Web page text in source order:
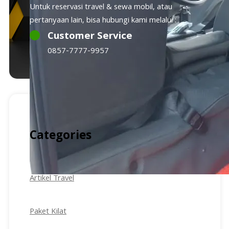
Untuk reservasi travel & sewa mobil, atau
pertanyaan lain, bisa hubungi kami melalui :
Customer Service
0857-7777-9957
Categories
Artikel Travel
Paket Kilat